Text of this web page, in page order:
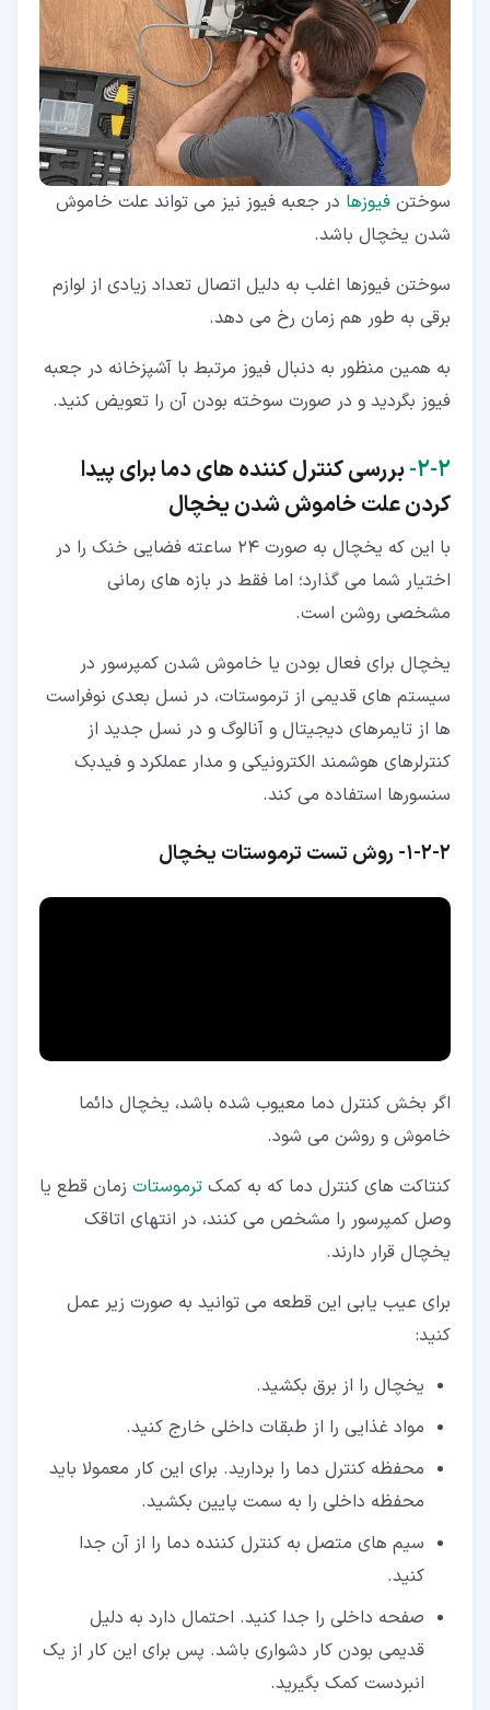
سوختن فیوزها در جعبه فیوز نیز می تواند علت خاموش
شدن یخچال باشد.
سوختن فیوزها اغلب به دلیل اتصال تعداد زیادی از لوازم
برقی به طور هم زمان رخ می دهد.
به همین منظور به دنبال فیوز مرتبط با آشپزخانه در جعبه
فیوز بگردید و در صورت سوخته بودن آن را تعویض کنید.
۲‏-‏۲‏-
بررسی کنترل کننده های دما برای پیدا
کردن علت خاموش شدن یخچال
با این که یخچال به صورت 24 ساعته فضایی خنک را در
اختیار شما می گذارد؛ اما فقط در بازه های رمانی
مشخصی روشن است.
یخچال برای فعال بودن یا خاموش شدن کمپرسور در
سیستم های قدیمی از ترموستات، در نسل بعدی نوفراست
ها از تایمرهای دیجیتال و آنالوگ و در نسل جدید از
کنترلرهای هوشمند الکترونیکی و مدار عملکرد و فیدبک
سنسورها استفاده می کند.
۲‏-‏۲‏-‏۱‏- روش تست ترموستات یخچال
اگر بخش کنترل دما معیوب شده باشد، یخچال دائما
خاموش و روشن می شود.
کنتاکت های کنترل دما که به کمک ترموستات زمان قطع یا
وصل کمپرسور را مشخص می کنند، در انتهای اتاقک
یخچال قرار دارند.
برای عیب یابی این قطعه می توانید به صورت زیر عمل
کنید:
یخچال را از برق بکشید.
مواد غذایی را از طبقات داخلی خارج کنید.
محفظه کنترل دما را بردارید. برای این کار معمولا باید
محفظه داخلی را به سمت پایین بکشید.
سیم های متصل به کنترل کننده دما را از آن جدا
کنید.
صفحه داخلی را جدا کنید. احتمال دارد به دلیل
قدیمی بودن کار دشواری باشد. پس برای این کار از یک
انبردست کمک بگیرید.